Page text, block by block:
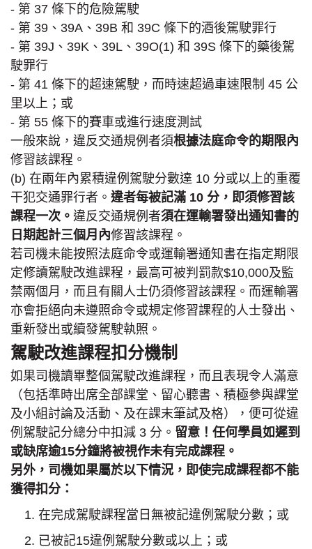
- 第 37 條下的危險駕駛
- 第 39、39A、39B 和 39C 條下的酒後駕駛罪行
- 第 39J、39K、39L、39O(1) 和 39S 條下的藥後駕
駛罪行
- 第 41 條下的超速駕駛，而時速超過車速限制 45 公
里以上；或
- 第 55 條下的賽車或進行速度測試
一般來說，違反交通規例者須根據法庭命令的期限內
修習該課程。
(b) 在兩年內累積違例駕駛分數達 10 分或以上的重覆
干犯交通罪行者。 違者每被記滿 10 分，即須修習該
課程一次。 違反交通規例者須在運輸署發出通知書的
日期起計三個月內修習該課程。
若司機未能按照法庭命令或運輸署通知書在指定期限
定修讀駕駛改進課程，最高可被判罰款$10,000及監
禁兩個月，而且有關人士仍須修習該課程。而運輸署
亦會拒絕向未遵照命令或規定修習課程的人士發出、
重新發出或續發駕駛執照。
駕駛改進課程扣分機制
如果司機讀畢整個駕駛改進課程，而且表現令人滿意
（包括準時出席全部課堂、留心聽書、積極參與課堂
及小組討論及活動、及在課末筆試及格），便可從違
例駕駛記分總分中扣減 3 分。 留意！任何學員如遲到
或缺席逾15分鐘將被視作未有完成課程。
另外，司機如果屬於以下情況，即使完成課程都不能
獲得扣分：
在完成駕駛課程當日無被記違例駕駛分數；或
已被記15違例駕駛分數或以上；或